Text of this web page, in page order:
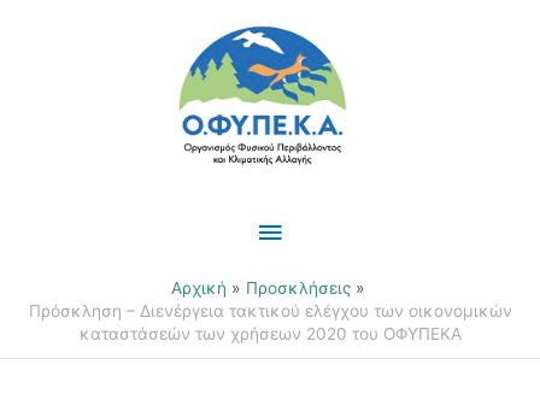
Κύριο
Μενού
Αρχική
Προσκλήσεις
Πρόσκληση – Διενέργεια τακτικού ελέγχου των οικονομικών
καταστάσεών των χρήσεων 2020 του ΟΦΥΠΕΚΑ